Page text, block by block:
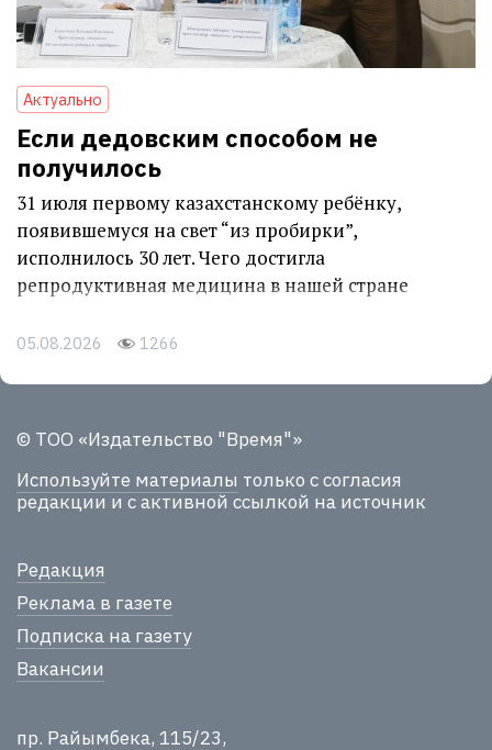
Актуально
Если дедовским способом не
получилось
31 июля первому казахстанскому ребёнку,
появившемуся на свет “из пробирки”,
исполнилось 30 лет. Чего достигла
репродуктивная медицина в нашей стране
05.08.2026 1266
© ТОО «Издательство "Время"»
Используйте материалы только с согласия
редакции и с активной ссылкой на источник
Редакция
Реклама в газете
Подписка на газету
Вакансии
пр. Райымбека, 115/23,